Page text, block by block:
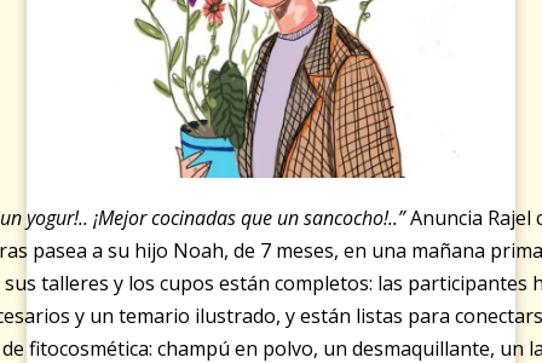
yogur!.. ¡Mejor cocinadas que un sancocho!..”Anuncia Rajel
pasea a su hijo Noah, de 7 meses, en una mañana
talleres y los cupos están completos: las participantes
y un temario ilustrado, y están listas para
fitocosmética: champú en polvo, un desmaquillante, un